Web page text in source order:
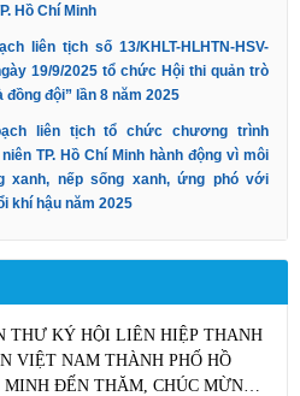
Hồ Chí Minh
liên tịch số 13/KHLT-HLHTN-HSV-
19/9/2025 tổ chức Hội thi quản trò
đồng đội” lần 8 năm 2025
liên tịch tổ chức chương trình
TP. Hồ Chí Minh hành động vì môi
xanh, nếp sống xanh, ứng phó với
khí hậu năm 2025
THƯ KÝ HỘI LIÊN HIỆP THANH
VIỆT NAM THÀNH PHỐ HỒ
MINH ĐẾN THĂM, CHÚC MỪNG